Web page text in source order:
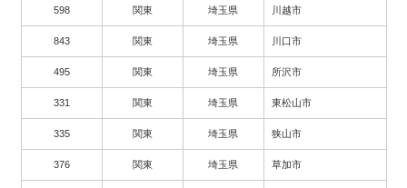
598 関東 埼玉県 川越市
843 関東 埼玉県 川口市
495 関東 埼玉県 所沢市
331 関東 埼玉県 東松山市
335 関東 埼玉県 狭山市
376 関東 埼玉県 草加市